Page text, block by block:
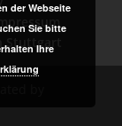
Impressum
Stuttgart
by
der Webseite
Sie bitte
Ihre